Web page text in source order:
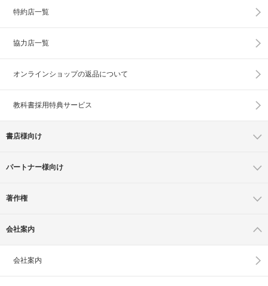
特約店一覧
協力店一覧
オンラインショップの返品について
教科書採用特典サービス
書店様向け
パートナー様向け
著作権
会社案内
会社案内